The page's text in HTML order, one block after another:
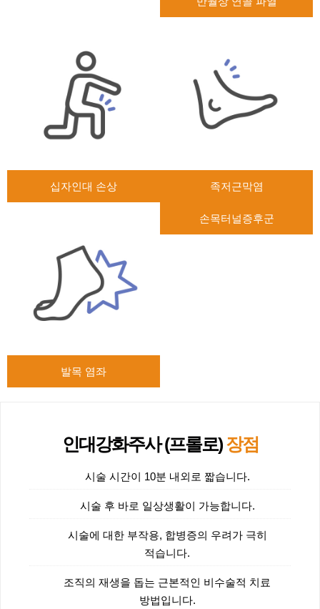
십자인대 손상 족저근막염
발목 염좌
손목터널증후군
인대강화주사 (프롤로)장점
시술 시간이 10분 내외로 짧습니다.
시술 후 바로 일상생활이 가능합니다.
시술에 대한 부작용, 합병증의 우려가 극히
적습니다.
조직의 재생을 돕는 근본적인 비수술적 치료
방법입니다.